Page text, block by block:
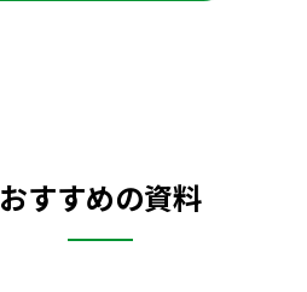
おすすめの資料